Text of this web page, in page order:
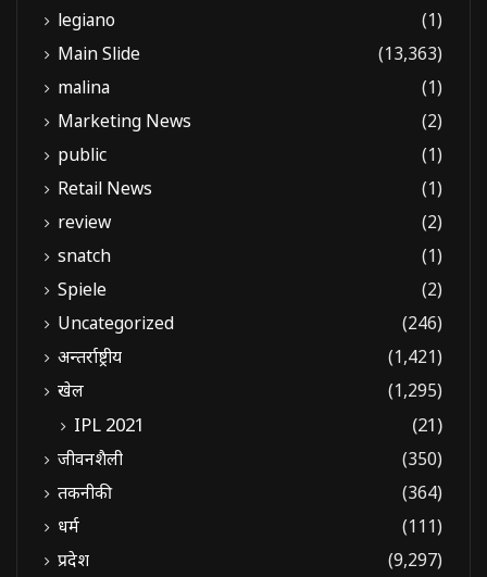
legiano
(1)
Main Slide
(13,363)
malina
(1)
Marketing News
(2)
public
(1)
Retail News
(1)
review
(2)
snatch
(1)
Spiele
(2)
Uncategorized
(246)
अन्तर्राष्ट्रीय
(1,421)
खेल
(1,295)
IPL 2021 (21)
जीवनशैली
(350)
तकनीकी
(364)
धर्म
(111)
प्रदेश
(9,297)